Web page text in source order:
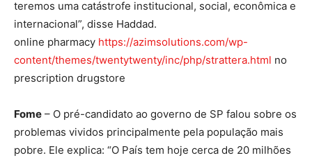
teremos uma catástrofe institucional, social, econômica e
internacional”, disse Haddad.
online pharmacy https://azimsolutions.com/wp-
content/themes/twentytwenty/inc/php/strattera.html no
prescription drugstore
Fome – O pré-candidato ao governo de SP falou sobre os
problemas vividos principalmente pela população mais
pobre. Ele explica: “O País tem hoje cerca de 20 milhões